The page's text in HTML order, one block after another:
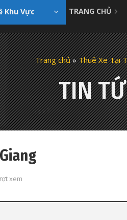
Khu Vực TRANG CHỦ
Trang chủ»Thuê Xe Tại
TIN
xem